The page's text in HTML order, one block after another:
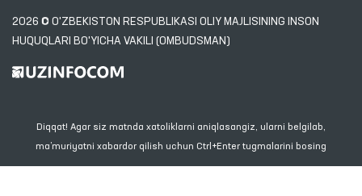
2026 © O'ZBEKISTON RESPUBLIKASI OLIY MAJLISINING INSON
HUQUQLARI BO'YICHA VAKILI (OMBUDSMAN)
Diqqat! Agar siz matnda xatoliklarni aniqlasangiz, ularni belgilab,
ma’muriyatni xabardor qilish uchun Ctrl+Enter tugmalarini bosing